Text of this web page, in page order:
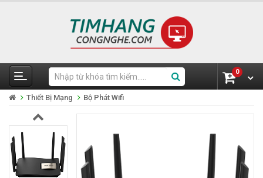
0
Thiết Bị Mạng Bộ Phát Wifi